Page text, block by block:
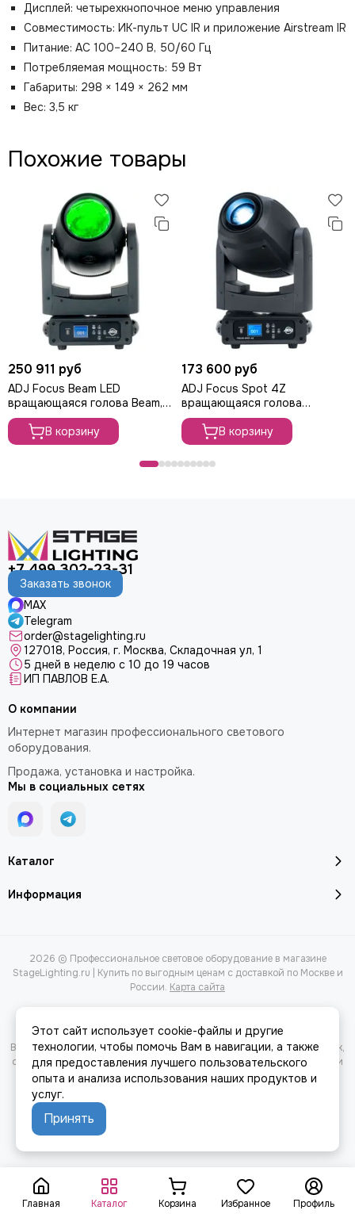
Дисплей: четырехкнопочное меню управления
Совместимость: ИК-пульт UC IR и приложение Airstream IR
Питание: AC 100–240 В, 50/60 Гц
Потребляемая мощность: 59 Вт
Габариты: 298 × 149 × 262 мм
Вес: 3,5 кг
Похожие товары
250 911 руб
ADJ Focus Beam LED
вращающаяся голова Beam,
80Вт
В корзину
173 600 руб
ADJ Focus Spot 4Z
вращающаяся голова
мощностью Spot, 200Вт
В корзину
+7 499 302-23-31
Заказать звонок
MAX
Telegram
order@stagelighting.ru
127018, Россия, г. Москва, Складочная ул, 1
5 дней в неделю с 10 до 19 часов
ИП ПАВЛОВ Е.А.
Каталог
Информация
О компании
Интернет магазин профессионального светового
оборудования.
Продажа, установка и настройка.
Мы в социальных сетях
2026 © Профессиональное световое оборудование в магазине
StageLighting.ru | Купить по выгодным ценам с доставкой по Москве и
России. Карта сайта
Вся представленная на сайте информация, касающаяся характеристик,
стоимости товаров и услуг, носит информационный характер и ни при
каких условиях не является публичной офертой, определяемой
положениями Статьи 437(2) Гражданского кодекса РФ.
Главная Каталог Корзина Избранное Профиль
Этот сайт использует cookie-файлы и другие
технологии, чтобы помочь Вам в навигации, а также
для предоставления лучшего пользовательского
опыта и анализа использования наших продуктов и
услуг.
Принять